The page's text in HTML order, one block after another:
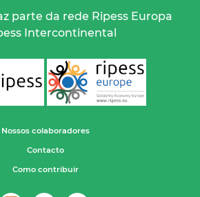
parte da rede Ripess Europa
Intercontinental
Nossos colaboradores
Contacto
Como contribuir